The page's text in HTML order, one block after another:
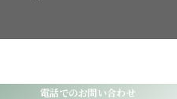
電話でのお問い合わせ